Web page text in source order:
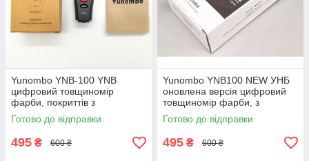
Yunombo YNB-100 YNB
цифровий товщиномір
фарби, покриттів з
підсвічуванням, не вимагає
калібрування
Готово до відправки
495 ₴ 600 ₴
Yunombo YNB100 NEW УНБ
оновлена версія цифровий
товщиномір фарби, з
підсвічуванням, не вимагає
калібрування
Готово до відправки
495 ₴ 600 ₴